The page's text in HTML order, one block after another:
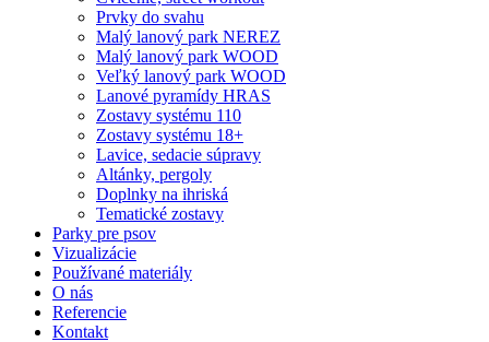
Prvky do svahu
Malý lanový park NEREZ
Malý lanový park WOOD
Veľký lanový park WOOD
Lanové pyramídy HRAS
Zostavy systému 110
Zostavy systému 18+
Lavice, sedacie súpravy
Altánky, pergoly
Doplnky na ihriská
Tematické zostavy
Parky pre psov
Vizualizácie
Používané materiály
O nás
Referencie
Kontakt